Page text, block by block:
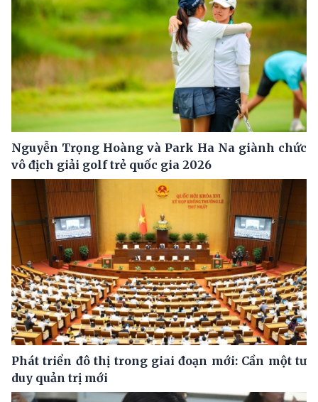
Nguyễn Trọng Hoàng và Park Ha Na giành chức
vô địch giải golf trẻ quốc gia 2026
Phát triển đô thị trong giai đoạn mới: Cần một tư
duy quản trị mới